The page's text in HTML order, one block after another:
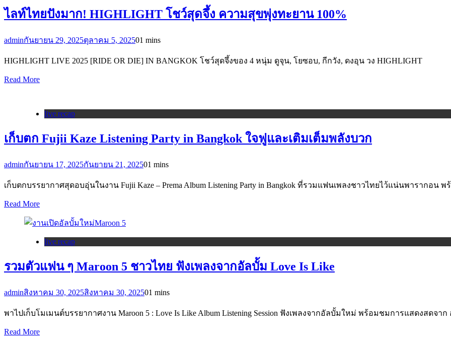
ไลท์ไทยปังมาก! HIGHLIGHT โชว์สุดจึ้ง ความสุขพุ่งทะยาน 100%
adminกันยายน 29, 2025ตุลาคม 5, 202501 mins
HIGHLIGHT LIVE 2025 [RIDE OR DIE] IN BANGKOK โชว์สุดจึ้งของ 4 หนุ่ม ดูจุน, โยซอบ, กีกวัง, ดงอุน วง HIGHLIGHT
Read More
live recap
เก็บตก Fujii Kaze Listening Party in Bangkok ใจฟูและเติมเต็มพลังบวก
adminกันยายน 17, 2025กันยายน 21, 202501 mins
เก็บตกบรรยากาศสุดอบอุ่นในงาน Fujii Kaze – Prema Album Listening Party in Bangkok ที่รวมแฟนเพลงชาวไทยไว้แน่นพารากอน
Read More
live recap
รวมตัวแฟน ๆ Maroon 5 ชาวไทย ฟังเพลงจากอัลบั้ม Love Is Like
adminสิงหาคม 30, 2025สิงหาคม 30, 202501 mins
พาไปเก็บโมเมนต์บรรยากาศงาน Maroon 5 : Love Is Like Album Listening Session ฟังเพลงจากอัลบั้มใหม่ พร้อมชมการแสดงสดจ
Read More